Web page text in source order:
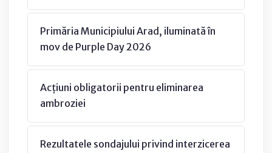
Primăria Municipiului Arad, iluminată în
mov de Purple Day 2026
Acțiuni obligatorii pentru eliminarea
ambroziei
Rezultatele sondajului privind interzicerea